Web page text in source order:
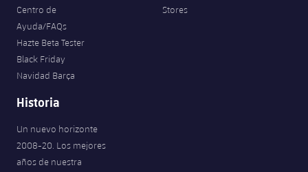
Centro de
Ayuda/FAQs
Hazte Beta Tester
Black Friday
Navidad Barça
Stores
Historia
Un nuevo horizonte
2008-20. Los mejores
años de nuestra